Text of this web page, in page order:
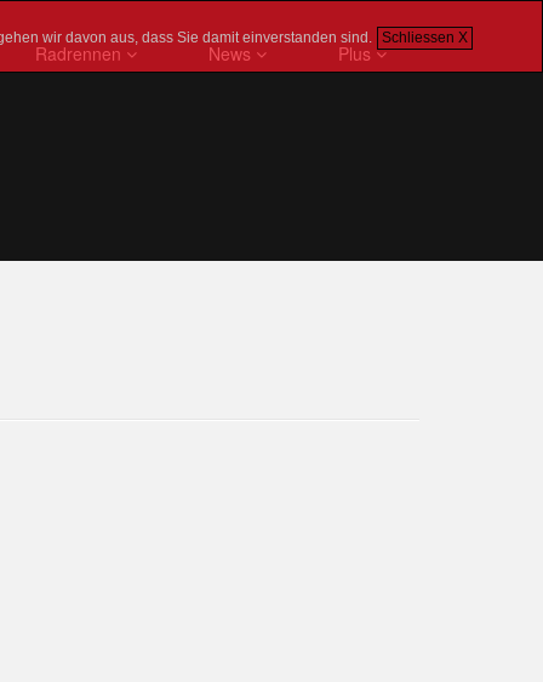
wir davon aus, dass Sie damit einverstanden sind. Schliessen X
Radrennen News Plus